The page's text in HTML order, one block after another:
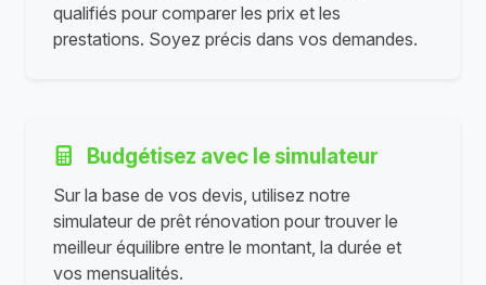
qualifiés pour comparer les prix et les
prestations. Soyez précis dans vos demandes.
Budgétisez avec le simulateur
Sur la base de vos devis, utilisez notre
simulateur de prêt rénovation pour trouver le
meilleur équilibre entre le montant, la durée et
vos mensualités.